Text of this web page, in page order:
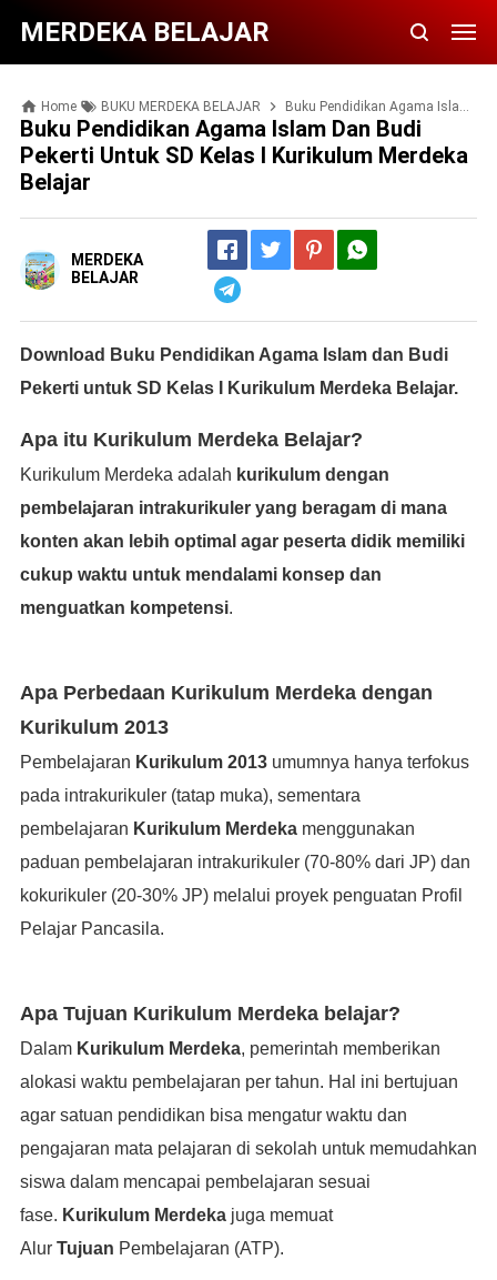
MERDEKA BELAJAR
Home BUKU MERDEKA BELAJAR Buku Pendidikan Agama Islam dan Budi Pekerti untuk SD Kelas I Kurikulum Merdeka Belajar
Buku Pendidikan Agama Islam Dan Budi
Pekerti Untuk SD Kelas I Kurikulum Merdeka
Belajar
MERDEKA
BELAJAR
Download Buku Pendidikan Agama Islam dan Budi
Pekerti untuk SD Kelas I Kurikulum Merdeka Belajar.
Apa itu Kurikulum Merdeka Belajar?
Kurikulum Merdeka adalah kurikulum dengan
pembelajaran intrakurikuler yang beragam di mana
konten akan lebih optimal agar peserta didik memiliki
cukup waktu untuk mendalami konsep dan
menguatkan kompetensi.
Apa Perbedaan Kurikulum Merdeka dengan
Kurikulum 2013
Pembelajaran Kurikulum 2013umumnya hanya terfokus
pada intrakurikuler (tatap muka), sementara
pembelajaran Kurikulum Merdekamenggunakan
paduan pembelajaran intrakurikuler (70-80% dari JP) dan
kokurikuler (20-30% JP) melalui proyek penguatan Profil
Pelajar Pancasila.
Apa Tujuan Kurikulum Merdeka belajar?
Dalam Kurikulum Merdeka, pemerintah memberikan
alokasi waktu pembelajaran per tahun. Hal ini bertujuan
agar satuan pendidikan bisa mengatur waktu dan
pengajaran mata pelajaran di sekolah untuk memudahkan
siswa dalam mencapai pembelajaran sesuai
fase. Kurikulum Merdekajuga memuat
Alur Tujuan Pembelajaran (ATP).